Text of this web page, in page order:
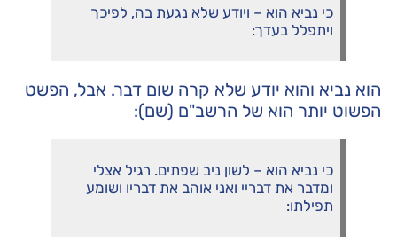
כי נביא הוא – ויודע שלא נגעת בה, לפיכך
ויתפלל בעדך:
הוא נביא והוא יודע שלא קרה שום דבר. אבל, הפשט
הפשוט יותר הוא של הרשב"ם (שם):
כי נביא הוא – לשון ניב שפתים. רגיל אצלי
ומדבר את דבריי ואני אוהב את דבריו ושומע
תפילתו: